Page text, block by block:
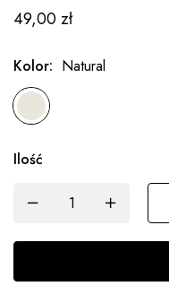
49,00zł
Kolor: Natural
Ilość